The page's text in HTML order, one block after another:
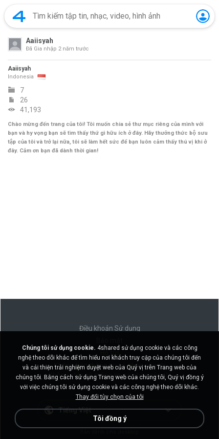
Aaiisyah
Đã Gia nhập 2 năm trước
Aaiisyah
Indonesia
7
26
41,193
Chào mừng đến trang của tôi! Tôi muốn chia sẻ thư mục riêng của mình với
bạn và hy vọng bạn sẽ tìm thấy thứ gì hữu ích ở đây. Hãy thưởng thức bộ sưu
tập của tôi và trở lại nữa, tôi sẽ làm hết sức để bạn luôn cảm thấy thú vị khi ở
đây. Cảm ơn bạn đã dành thời gian!
Điều khoản Sử dụng
Không bán thông tin cá nhân của tôi
Không chia sẻ thông tin cá nhân của tôi
Tiếng Việt
Chúng tôi sử dụng cookie. 4shared sử dụng cookie và các công
nghệ theo dõi khác để tìm hiểu nơi khách truy cập của chúng tôi đến
và cải thiện trải nghiệm duyệt web của Quý vị trên Trang web của
chúng tôi. Bằng cách sử dụng Trang web của chúng tôi, Quý vị đồng ý
với việc chúng tôi sử dụng cookie và các công nghệ theo dõi khác.
Thay đổi tùy chọn của tôi
Tôi đồng ý